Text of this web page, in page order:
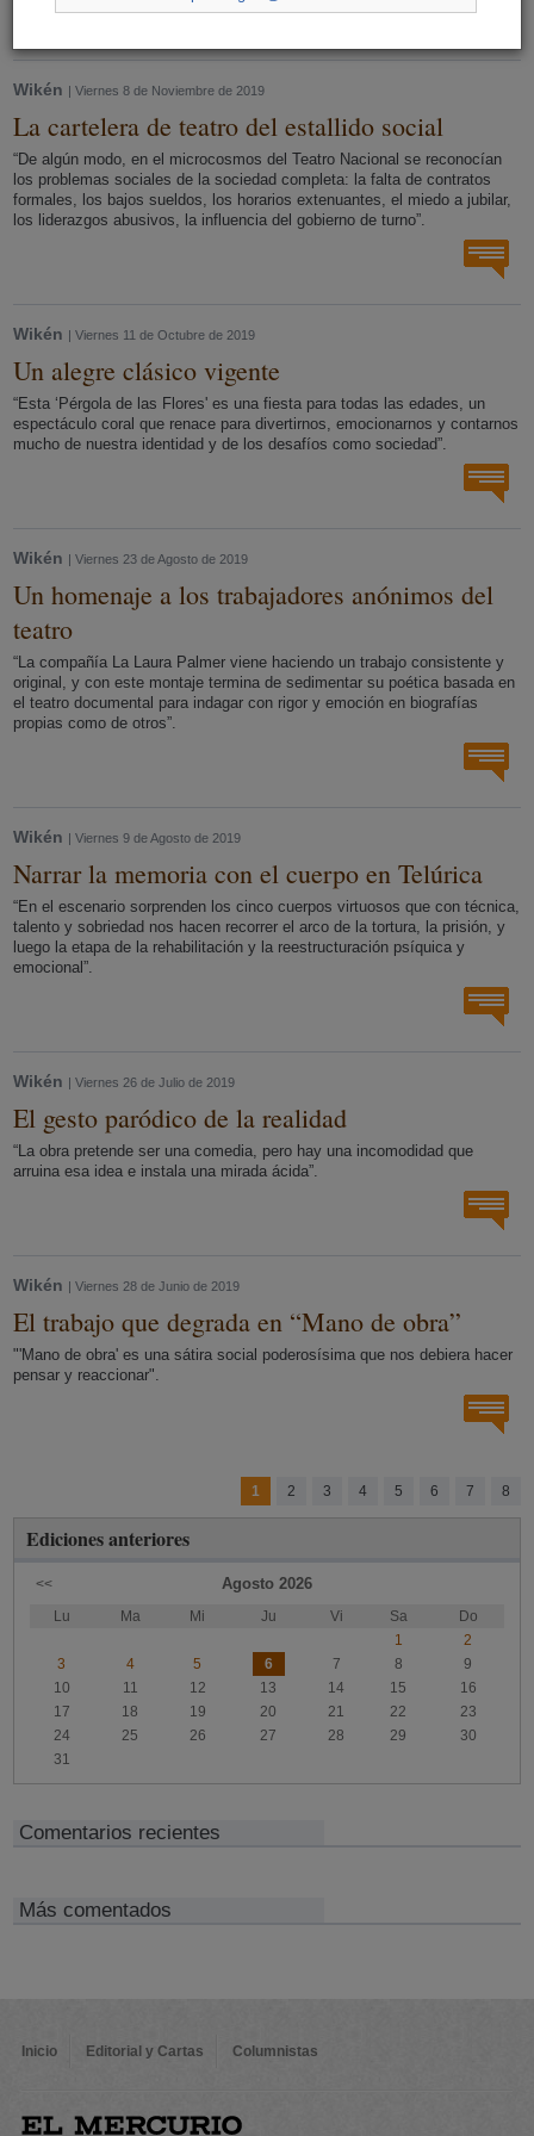
Wikén | Viernes 8 de Noviembre de 2019
La cartelera de teatro del estallido social
“De algún modo, en el microcosmos del Teatro Nacional se reconocían
los problemas sociales de la sociedad completa: la falta de contratos
formales, los bajos sueldos, los horarios extenuantes, el miedo a jubilar,
los liderazgos abusivos, la influencia del gobierno de turno”.
Wikén | Viernes 11 de Octubre de 2019
Un alegre clásico vigente
“Esta ‘Pérgola de las Flores' es una fiesta para todas las edades, un
espectáculo coral que renace para divertirnos, emocionarnos y contarnos
mucho de nuestra identidad y de los desafíos como sociedad”.
Wikén | Viernes 23 de Agosto de 2019
Un homenaje a los trabajadores anónimos del
teatro
“La compañía La Laura Palmer viene haciendo un trabajo consistente y
original, y con este montaje termina de sedimentar su poética basada en
el teatro documental para indagar con rigor y emoción en biografías
propias como de otros”.
Wikén | Viernes 9 de Agosto de 2019
Narrar la memoria con el cuerpo en Telúrica
“En el escenario sorprenden los cinco cuerpos virtuosos que con técnica,
talento y sobriedad nos hacen recorrer el arco de la tortura, la prisión, y
luego la etapa de la rehabilitación y la reestructuración psíquica y
emocional”.
Wikén | Viernes 26 de Julio de 2019
El gesto paródico de la realidad
“La obra pretende ser una comedia, pero hay una incomodidad que
arruina esa idea e instala una mirada ácida”.
Wikén | Viernes 28 de Junio de 2019
El trabajo que degrada en “Mano de obra”
"'Mano de obra' es una sátira social poderosísima que nos debiera hacer
pensar y reaccionar".
1 2 3 4 5 6 7 8
Ediciones anteriores
<< Agosto 2026
Lu Ma Mi Ju Vi Sa
Do
1
2
3
4 5 6 7 8
9
10
11 12 13 14 15
16
17
18 19 20 21 22
23
24
25 26 27 28 29
30
31
Comentarios recientes
Más comentados
Inicio Editorial y Cartas Columnistas